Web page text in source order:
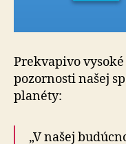
Prekvapivo
pozornosti našej
planéty:
„V našej